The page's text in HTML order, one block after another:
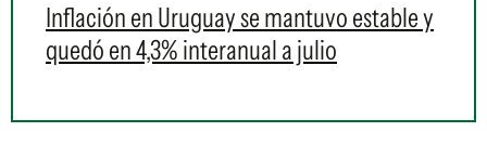
Inflación en Uruguay se mantuvo estable y
quedó en 4,3% interanual a julio